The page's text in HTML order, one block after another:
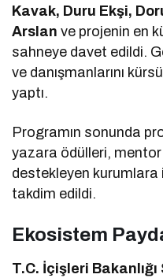
Kavak, Duru Ekşi,
Arslanve projenin en
sahneye davet edildi.
ve danışmanlarını
yaptı.
Programın sonunda
yazara ödülleri,
destekleyen kurumlara
takdim edildi.
Ekosistem
T.C. İçişleri